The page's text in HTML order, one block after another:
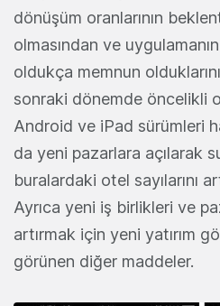
dönüşüm oranlarının
olmasından ve
oldukça memnun
sonraki dönemde öncelikli
Android ve iPad sürümleri
da yeni pazarlara açılarak
buralardaki otel sayılarını
Ayrıca yeni iş birlikleri ve
artırmak için yeni yatırım
görünen diğer maddeler.